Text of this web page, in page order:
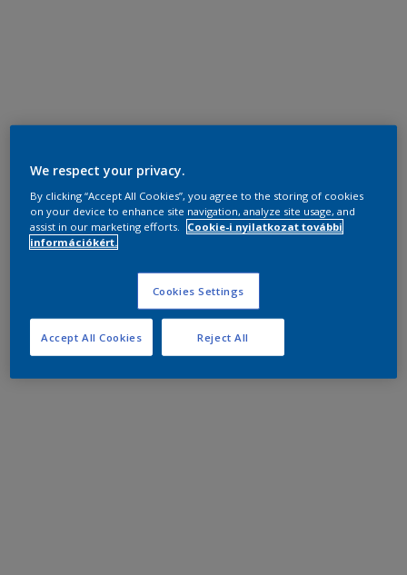
We respect your privacy.
By clicking “Accept All Cookies”, you agree to the storing of cookies
on your device to enhance site navigation, analyze site usage, and
assist in our marketing efforts.
Cookie-i nyilatkozat további
információkért.
Cookies Settings
Reject All
Accept All Cookies